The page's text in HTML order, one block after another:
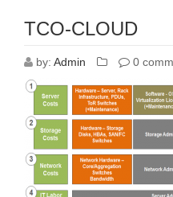
TCO-CLOUD
by: Admin 0